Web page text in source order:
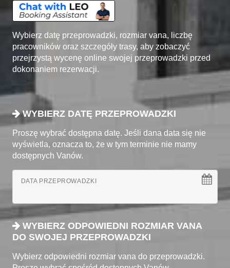
Wybierz datę przeprowadzki, rozmiar vana, liczbę
pracowników oraz szczegóły trasy, aby zobaczyć
przejrzystą wycenę online swojej przeprowadzki przed
dokonaniem rezerwacji.
WYBIERZ DATĘ PRZEPROWADZKI
Proszę wybrać dostępna datę. Jeśli dana data się nie
wyświetla, oznacza to, że w tym terminie nie mamy
dostępnych Vanów.
DATA PRZEPROWADZKI
WYBIERZ ODPOWIEDNI ROZMIAR VANA
DO SWOJEJ PRZEPROWADZKI
Wybierz odpowiedni rozmiar vana do przeprowadzki.